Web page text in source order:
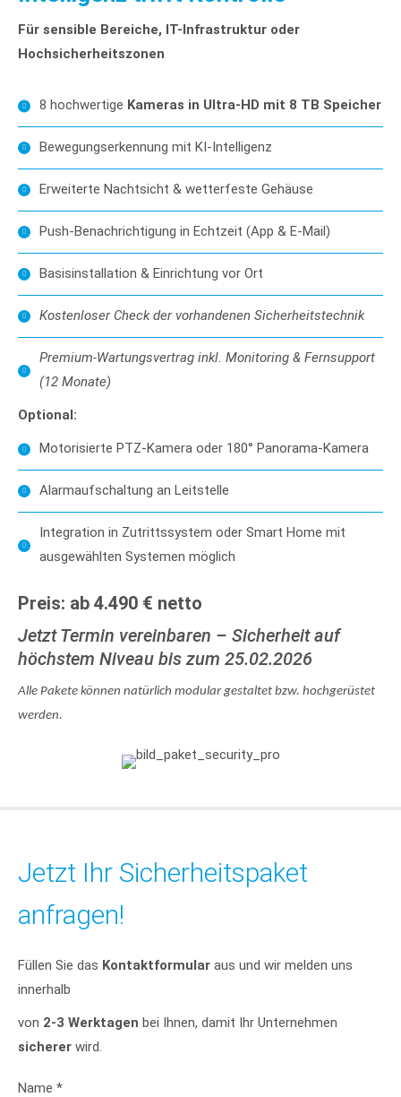
Für sensible Bereiche, IT-Infrastruktur oder
Hochsicherheitszonen
8 hochwertige Kameras in Ultra-HD mit 8 TB Speicher
Bewegungserkennung mit KI-Intelligenz
Erweiterte Nachtsicht & wetterfeste Gehäuse
Push-Benachrichtigung in Echtzeit (App & E-Mail)
Basisinstallation & Einrichtung vor Ort
Kostenloser Check der vorhandenen Sicherheitstechnik
Premium-Wartungsvertrag inkl. Monitoring & Fernsupport
(12 Monate)
Optional:
Motorisierte PTZ-Kamera oder 180° Panorama-Kamera
Alarmaufschaltung an Leitstelle
Integration in Zutrittssystem oder Smart Home mit
ausgewählten Systemen möglich
Preis: ab 4.490 € netto
Jetzt Termin vereinbaren – Sicherheit auf
höchstem Niveau bis zum 25.02.2026
Alle Pakete können natürlich modular gestaltet bzw. hochgerüstet
werden.
Jetzt Ihr Sicherheitspaket
anfragen!
Füllen Sie das Kontaktformular aus und wir melden uns
innerhalb
von 2-3 Werktagen bei Ihnen, damit Ihr Unternehmen
sicherer wird.
Name *